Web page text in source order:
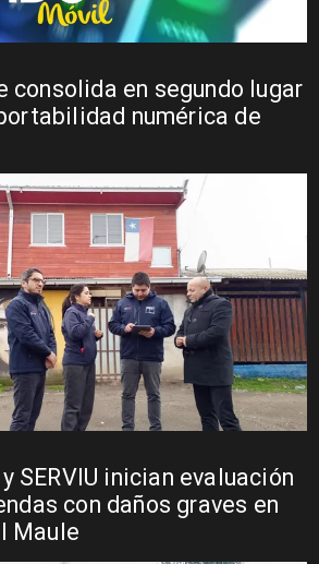
consolida en segundo lugar
numérica de
SERVIU inician evaluación
con daños graves en
Maule